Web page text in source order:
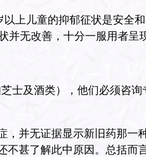
上儿童的抑郁征状是安全
无改善，十分一服用者呈
士及酒类），他们必须咨询
，并无证据显示新旧药那一
甚了解此中原因。总括而